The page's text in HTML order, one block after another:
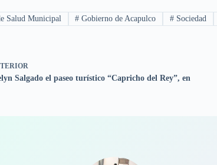
Salud Municipal # Gobierno de Acapulco # Sociedad
Salgado el paseo turístico “Capricho del Rey”, en